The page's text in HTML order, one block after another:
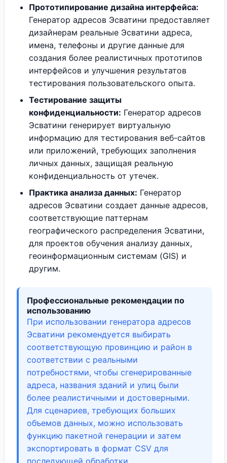
Прототипирование дизайна интерфейса:
Генератор адресов Эсватини предоставляет
дизайнерам реальные Эсватини адреса,
имена, телефоны и другие данные для
создания более реалистичных прототипов
интерфейсов и улучшения результатов
тестирования пользовательского опыта.
Тестирование защиты
конфиденциальности: Генератор адресов
Эсватини генерирует виртуальную
информацию для тестирования веб-сайтов
или приложений, требующих заполнения
личных данных, защищая реальную
конфиденциальность от утечек.
Практика анализа данных: Генератор
адресов Эсватини создает данные адресов,
соответствующие паттернам
географического распределения Эсватини,
для проектов обучения анализу данных,
геоинформационным системам (GIS) и
другим.
Профессиональные рекомендации по
использованию
При использовании генератора адресов
Эсватини рекомендуется выбирать
соответствующую провинцию и район в
соответствии с реальными
потребностями, чтобы сгенерированные
адреса, названия зданий и улиц были
более реалистичными и достоверными.
Для сценариев, требующих больших
объемов данных, можно использовать
функцию пакетной генерации и затем
экспортировать в формат CSV для
последующей обработки.